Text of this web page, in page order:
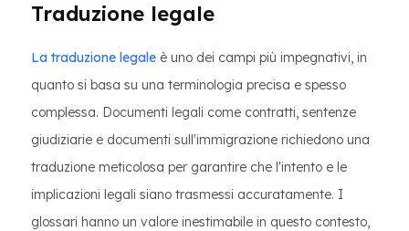
Traduzione legale
La traduzione legale è uno dei campi più impegnativi, in
quanto si basa su una terminologia precisa e spesso
complessa. Documenti legali come contratti, sentenze
giudiziarie e documenti sull'immigrazione richiedono una
traduzione meticolosa per garantire che l'intento e le
implicazioni legali siano trasmessi accuratamente. I
glossari hanno un valore inestimabile in questo contesto,